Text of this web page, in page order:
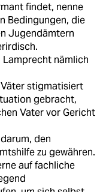
findet, nenne
Bedingungen, die
Jugendämtern
nämlich
stigmatisiert
gebracht,
Vater vor Gericht
den
zu gewähren.
auf fachliche